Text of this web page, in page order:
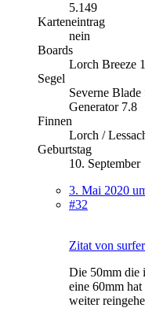
5.149
Karteneintrag
nein
Boards
Lorch Breeze
Segel
Severne
Generator 7.8
Finnen
Lorch /
Geburtstag
10. September
3. Mai 2020
#32
Zitat von
Die 50mm die
eine 60mm
weiter